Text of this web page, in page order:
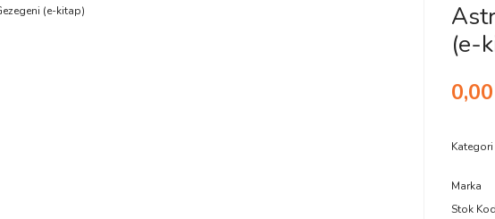
(e-
Kategori
Marka
Stok